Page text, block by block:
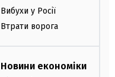
Вибухи у Росії
Втрати ворога
Новини економіки